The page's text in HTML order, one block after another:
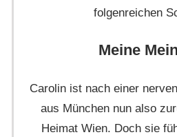
folgenreichen
Meine
Carolin ist nach einer
aus München nun also
Heimat Wien. Doch sie